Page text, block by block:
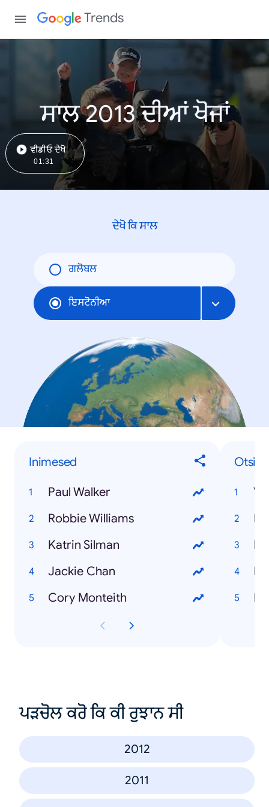
Trends
ਸਾਲ 2013 ਦੀਆਂ ਖੋਜਾਂ
ਵੀਡੀਓ ਦੇਖੋ
01:31
ਦੇਖੋ ਕਿ ਸਾਲ
ਗਲੋਬਲ
ਇਸਟੋਨੀਆ
Inimesed
Paul Walker
Robbie Williams
Katrin Silman
Jackie Chan
Cory Monteith
ਪੜਚੋਲ ਕਰੋ ਕਿ ਕੀ ਰੁਝਾਨ ਸੀ
2012
2011